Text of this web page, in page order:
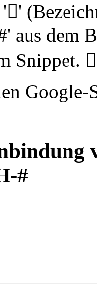
'𪾹'
aus dem
Snippet. 𪾹
Google-
#